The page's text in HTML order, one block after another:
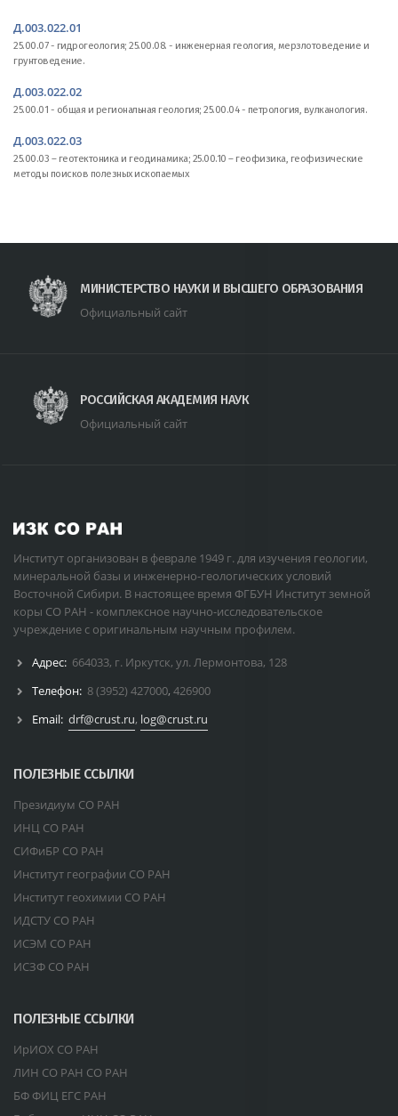
Д.003.022.01
25.00.07 - гидрогеология; 25.00.08. - инженерная геология, мерзлотоведение и
грунтоведение.
Д.003.022.02
25.00.01 - общая и региональная геология; 25.00.04 - петрология, вулканология.
Д.003.022.03
25.00.03 – геотектоника и геодинамика; 25.00.10 – геофизика, геофизические
методы поисков полезных ископаемых
МИНИСТЕРСТВО НАУКИ И ВЫСШЕГО ОБРАЗОВАНИЯ
Официальный сайт
РОССИЙСКАЯ АКАДЕМИЯ НАУК
Официальный сайт
Институт организован в феврале 1949 г. для изучения геологии,
минеральной базы и инженерно-геологических условий
Восточной Сибири. В настоящее время ФГБУН Институт земной
коры СО РАН - комплексное научно-исследовательское
учреждение с оригинальным научным профилем.
Адрес: 664033, г. Иркутск, ул. Лермонтова, 128
Телефон: 8 (3952) 427000, 426900
Email: drf@crust.ru, log@crust.ru
ПОЛЕЗНЫЕ ССЫЛКИ
Президиум СО РАН
ИНЦ СО РАН
СИФиБР СО РАН
Институт географии СО РАН
Институт геохимии СО РАН
ИДСТУ СО РАН
ИСЭМ СО РАН
ИСЗФ СО РАН
ПОЛЕЗНЫЕ ССЫЛКИ
ИрИОХ СО РАН
ЛИН СО РАН СО РАН
БФ ФИЦ ЕГС РАН